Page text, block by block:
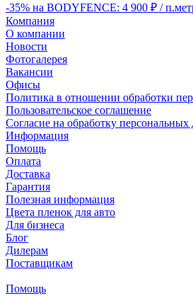
-35% на BODYFENCE: 4 900 ₽ /
Компания
О компании
Новости
Фотогалерея
Вакансии
Офисы
Политика в отношении обработки
Пользовательское соглашение
Согласие на обработку
Информация
Помощь
Оплата
Доставка
Гарантия
Полезная информация
Цвета пленок для авто
Для бизнеса
Блог
Дилерам
Поставщикам
Помощь